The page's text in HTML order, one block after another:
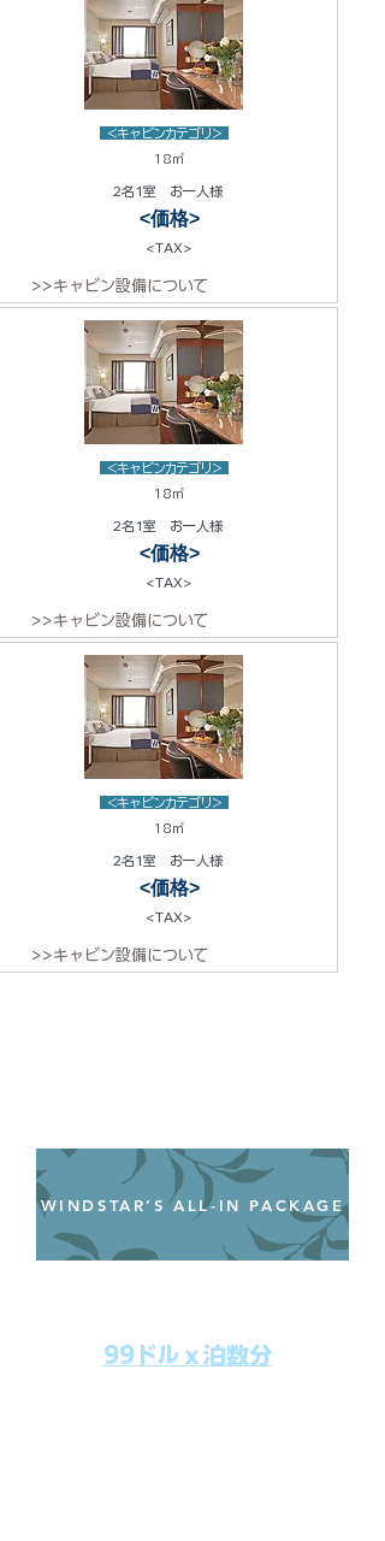
<キャビンカテゴリ>
18㎡
2名1室 お一人様
<価格>
<TAX>
>>キャビン設備について
<キャビンカテゴリ>
18㎡
2名1室 お一人様
<価格>
<TAX>
>>キャビン設備について
<キャビンカテゴリ>
18㎡
2名1室 お一人様
<価格>
<TAX>
>>キャビン設備について
WINDSTAR’S ALL-IN PACKAGE
99ドルｘ泊数分